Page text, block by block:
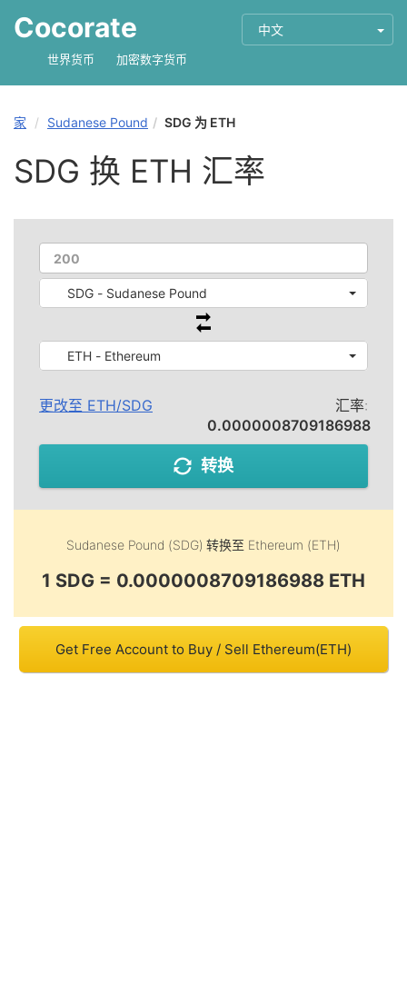
Cocorate 中文
世界货币 加密数字货币
家 Sudanese Pound SDG 为 ETH
SDG 换 ETH 汇率
SDG - Sudanese Pound
ETH - Ethereum
更改至 ETH/SDG
汇率:
0.0000008709186988
转换
Sudanese Pound (SDG) 转换至 Ethereum (ETH)
1 SDG = 0.0000008709186988 ETH
Get Free Account to Buy / Sell Ethereum(ETH)